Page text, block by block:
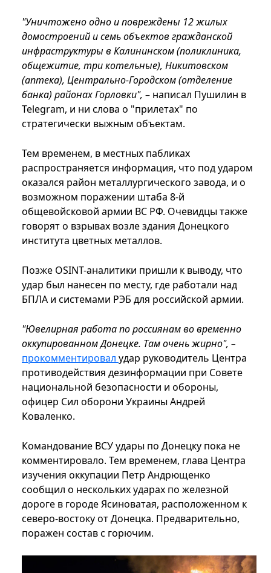
"Уничтожено одно и повреждены 12 жилых
домостроений и семь объектов гражданской
инфраструктуры в Калининском (поликлиника,
общежитие, три котельные), Никитовском
(аптека), Центрально-Городском (отделение
банка) районах Горловки", – написал Пушилин в
Telegram, и ни слова о "прилетах" по
стратегически выжным объектам.
Тем временем, в местных пабликах
распространяется информация, что под ударом
оказался район металлургического завода, и о
возможном поражении штаба 8-й
общевойсковой армии ВС РФ. Очевидцы также
говорят о взрывах возле здания Донецкого
института цветных металлов.
Позже OSINT-аналитики пришли к выводу, что
удар был нанесен по месту, где работали над
БПЛА и системами РЭБ для российской армии.
"Ювелирная работа по россиянам во временно
оккупированном Донецке. Там очень жирно", –
прокомментировал удар руководитель Центра
противодействия дезинформации при Совете
национальной безопасности и обороны,
офицер Сил оборони Украины Андрей
Коваленко.
Командование ВСУ удары по Донецку пока не
комментировало. Тем временем, глава Центра
изучения оккупации Петр Андрющенко
сообщил о нескольких ударах по железной
дороге в городе Ясиноватая, расположенном к
северо-востоку от Донецка. Предварительно,
поражен состав с горючим.